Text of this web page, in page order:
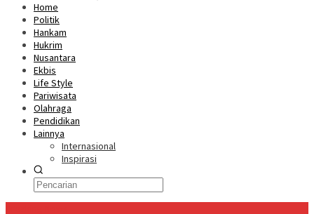
Home
Politik
Hankam
Hukrim
Nusantara
Ekbis
Life Style
Pariwisata
Olahraga
Pendidikan
Lainnya
Internasional
Inspirasi